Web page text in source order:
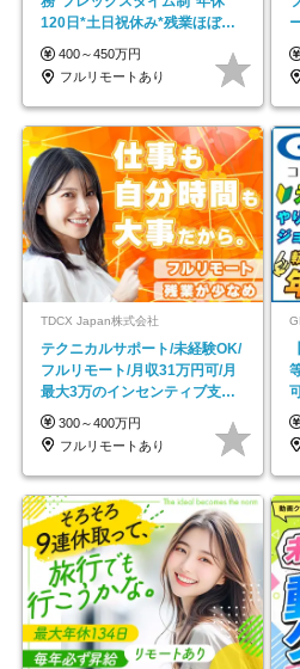
120日*土日祝休み*残業ほぼな
し*育児中社員8割以上
400～450万円
フルリモートあり
TDCX Japan株式会社
テクニカルサポート/未経験OK/
フルリモート/月収31万円可/月
最大3万のインセンティブ支給/
平均年齢33歳
300～400万円
フルリモートあり